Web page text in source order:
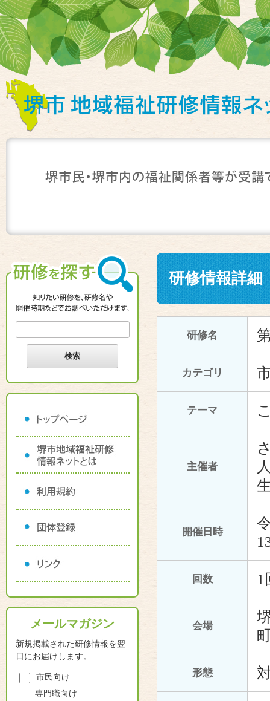
メールマガジン
新規掲載された研修情報を翌
日にお届けします。
市民向け
専門職向け
研修情報詳細
研修名
カテゴリ
テーマ
主催者
開催日時
回数 1
会場
形態